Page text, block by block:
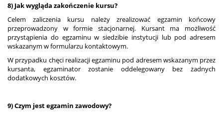
8) Jak wygląda zakończenie kursu?
Celem zaliczenia kursu należy zrealizować egzamin końcowy
przeprowadzony w formie stacjonarnej. Kursant ma możliwość
przystąpienia do egzaminu w siedzibie instytucji lub pod adresem
wskazanym w formularzu kontaktowym.
W przypadku chęci realizacji egzaminu pod adresem wskazanym przez
kursanta, egzaminator zostanie oddelegowany bez żadnych
dodatkowych kosztów.
9) Czym jest egzamin zawodowy?